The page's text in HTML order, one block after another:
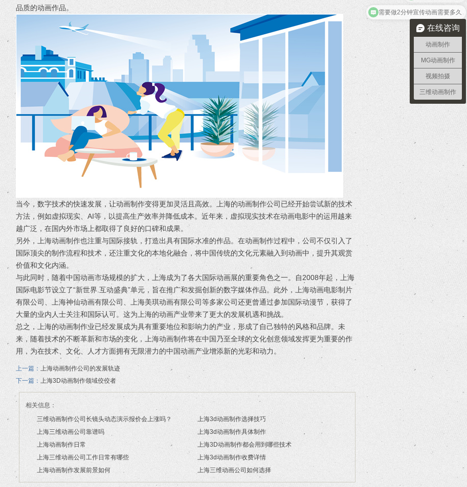
品质的动画作品。
当今，数字技术的快速发展，让动画制作变得更加灵活且高效。上海的动画制作公司已经开始尝试新的技术
方法，例如虚拟现实、AI等，以提高生产效率并降低成本。近年来，虚拟现实技术在动画电影中的运用越来
越广泛，在国内外市场上都取得了良好的口碑和成果。
另外，上海动画制作也注重与国际接轨，打造出具有国际水准的作品。在动画制作过程中，公司不仅引入了
国际顶尖的制作流程和技术，还注重文化的本地化融合，将中国传统的文化元素融入到动画中，提升其观赏
价值和文化内涵。
与此同时，随着中国动画市场规模的扩大，上海成为了各大国际动画展的重要角色之一。自2008年起，上海
国际电影节设立了“新世界.互动盛典”单元，旨在推广和发掘创新的数字媒体作品。此外，上海动画电影制片
有限公司、上海神仙动画有限公司、上海美琪动画有限公司等多家公司还更曾通过参加国际动漫节，获得了
大量的业内人士关注和国际认可。这为上海的动画产业带来了更大的发展机遇和挑战。
总之，上海的动画制作业已经发展成为具有重要地位和影响力的产业，形成了自己独特的风格和品牌。未
来，随着技术的不断革新和市场的变化，上海动画制作将在中国乃至全球的文化创意领域发挥更为重要的作
用，为在技术、文化、人才方面拥有无限潜力的中国动画产业增添新的光彩和动力。
上一篇： 上海动画制作公司的发展轨迹
下一篇： 上海3D动画制作领域佼佼者
相关信息：
三维动画制作公司长镜头动态演示报价会上涨吗？
2026/07/21
上海3d动画制作选择技巧
2026/03/17
上海三维动画公司靠谱吗
2026/03/16
上海3d动画制作具体制作
2026/03/13
上海动画制作日常
2026/03/12
上海3D动画制作都会用到哪些技术
2026/03/02
上海三维动画公司工作日常有哪些
2026/02/28
上海3d动画制作收费详情
2026/02/26
上海动画制作发展前景如何
2026/02/24
上海三维动画公司如何选择
2026/01/30
在线咨询
动画制作
MG动画制作
视频拍摄
三维动画制作
需要做2分钟宣传动画需要多久